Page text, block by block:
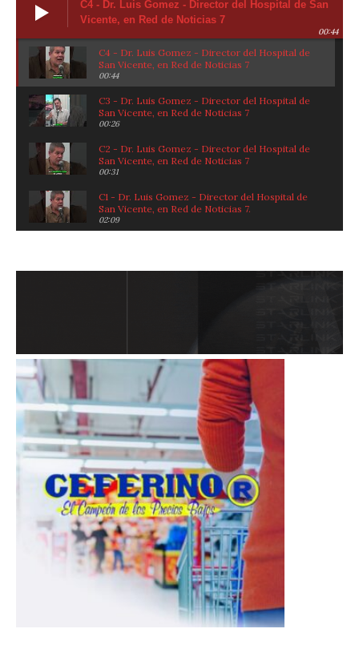
C4 - Dr. Luis Gomez - Director del Hospital de San
Vicente, en Red de Noticias 7
00:44
C4 - Dr. Luis Gomez - Director del Hospital de
San Vicente, en Red de Noticias 7
00:44
C3 - Dr. Luis Gomez - Director del Hospital de
San Vicente, en Red de Noticias 7
00:26
C2 - Dr. Luis Gomez - Director del Hospital de
San Vicente, en Red de Noticias 7
00:31
C1 - Dr. Luis Gomez - Director del Hospital de
San Vicente, en Red de Noticias 7.
02:09